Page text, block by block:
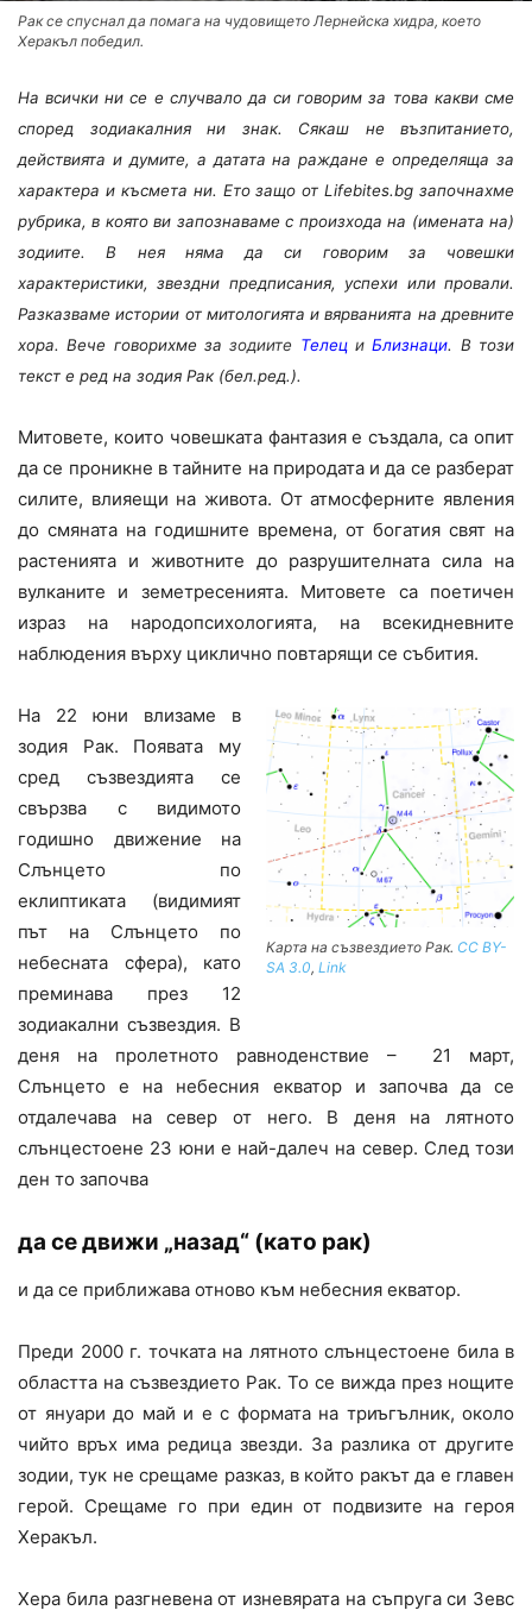
Рак се спуснал да помага на чудовището Лернейска хидра, което
Херакъл победил.
На всички ни се е случвало да си говорим за това какви сме
според зодиакалния ни знак. Сякаш не възпитанието,
действията и думите, а датата на раждане е определяща за
характера и късмета ни. Ето защо от Lifebites.bg започнахме
рубрика, в която ви запознаваме с произхода на (имената на)
зодиите. В нея няма да си говорим за човешки
характеристики, звездни предписания, успехи или провали.
Разказваме истории от митологията и вярванията на древните
хора. Вече говорихме зазодиите Телец и Близнаци. В този
текст е ред на зодия Рак (бел.ред.).
Митовете, които човешката фантазия е създала, са опит
да се проникне в тайните на природата и да се разберат
силите, влияещи на живота. От атмосферните явления
до смяната на годишните времена, от богатия свят на
растенията и животните до разрушителната сила на
вулканите и земетресенията. Митовете са поетичен
израз на народопсихологията, на всекидневните
наблюдения върху циклично повтарящи се събития.
Карта на съзвездието Рак. CC BY-
SA 3.0, Link
На 22 юни влизаме в
зодия Рак. Появата му
сред съзвездията се
свързва с видимото
годишно движение на
Слънцето по
еклиптиката (видимият
път на Слънцето по
небесната сфера), като
преминава през 12
зодиакални съзвездия. В
деня на пролетното равноденствие – 21 март,
Слънцето е на небесния екватор и започва да се
отдалечава на север от него. В деня на лятното
слънцестоене 23 юни е най-далеч на север. След този
ден то започва
да се движи „назад“ (като рак)
и да се приближава отново към небесния екватор.
Преди 2000 г. точката на лятното слънцестоене била в
областта на съзвездието Рак. То се вижда през нощите
от януари до май и е с формата на триъгълник, около
чийто връх има редица звезди. За разлика от другите
зодии, тук не срещаме разказ, в който ракът да е главен
герой. Срещаме го при един от подвизите на героя
Херакъл.
Хера била разгневена от изневярата на съпруга си Зевс